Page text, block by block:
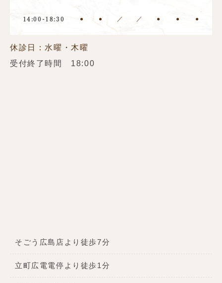
14:00-18:30 ● ● ／ ／ ● ● ●
休診日：水曜・木曜
受付終了時間 18:00
そごう広島店より徒歩7分
立町広電電停より徒歩1分